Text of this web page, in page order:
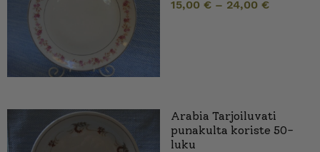
15,00 € – 24,00 €
Arabia Tarjoiluvati
punakulta koriste 50-
luku